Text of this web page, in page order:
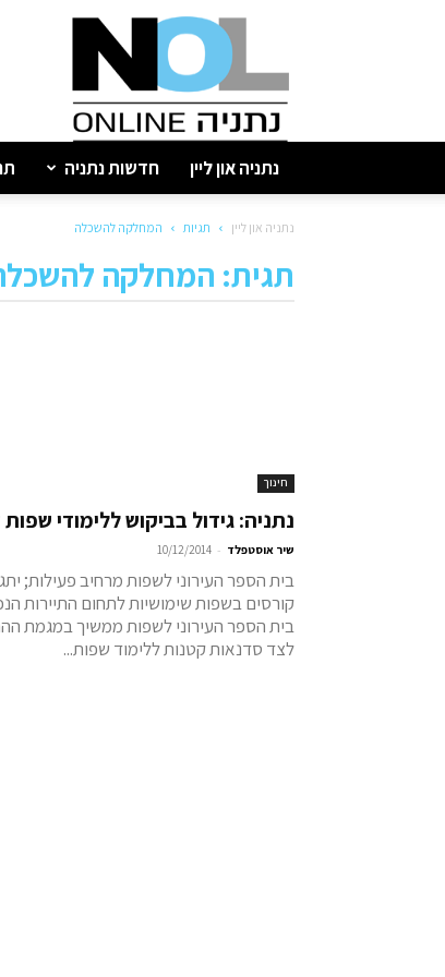
נתניה
נתניה און ליין חדשות נתניה
נתניה און ליין תגיות המחלקה להשכלה
תגית: המחלקה
חינוך
נתניה: גידול בביקוש ללימודי שפות
שיר אוסטפלד -
10/12/2014
בית הספר העירוני לשפות מרחיב פעילות;
קורסים בשפות שימושיות לתחום התיירות
בית הספר העירוני לשפות ממשיך במגמת
לצד סדנאות קטנות ללימוד שפות...